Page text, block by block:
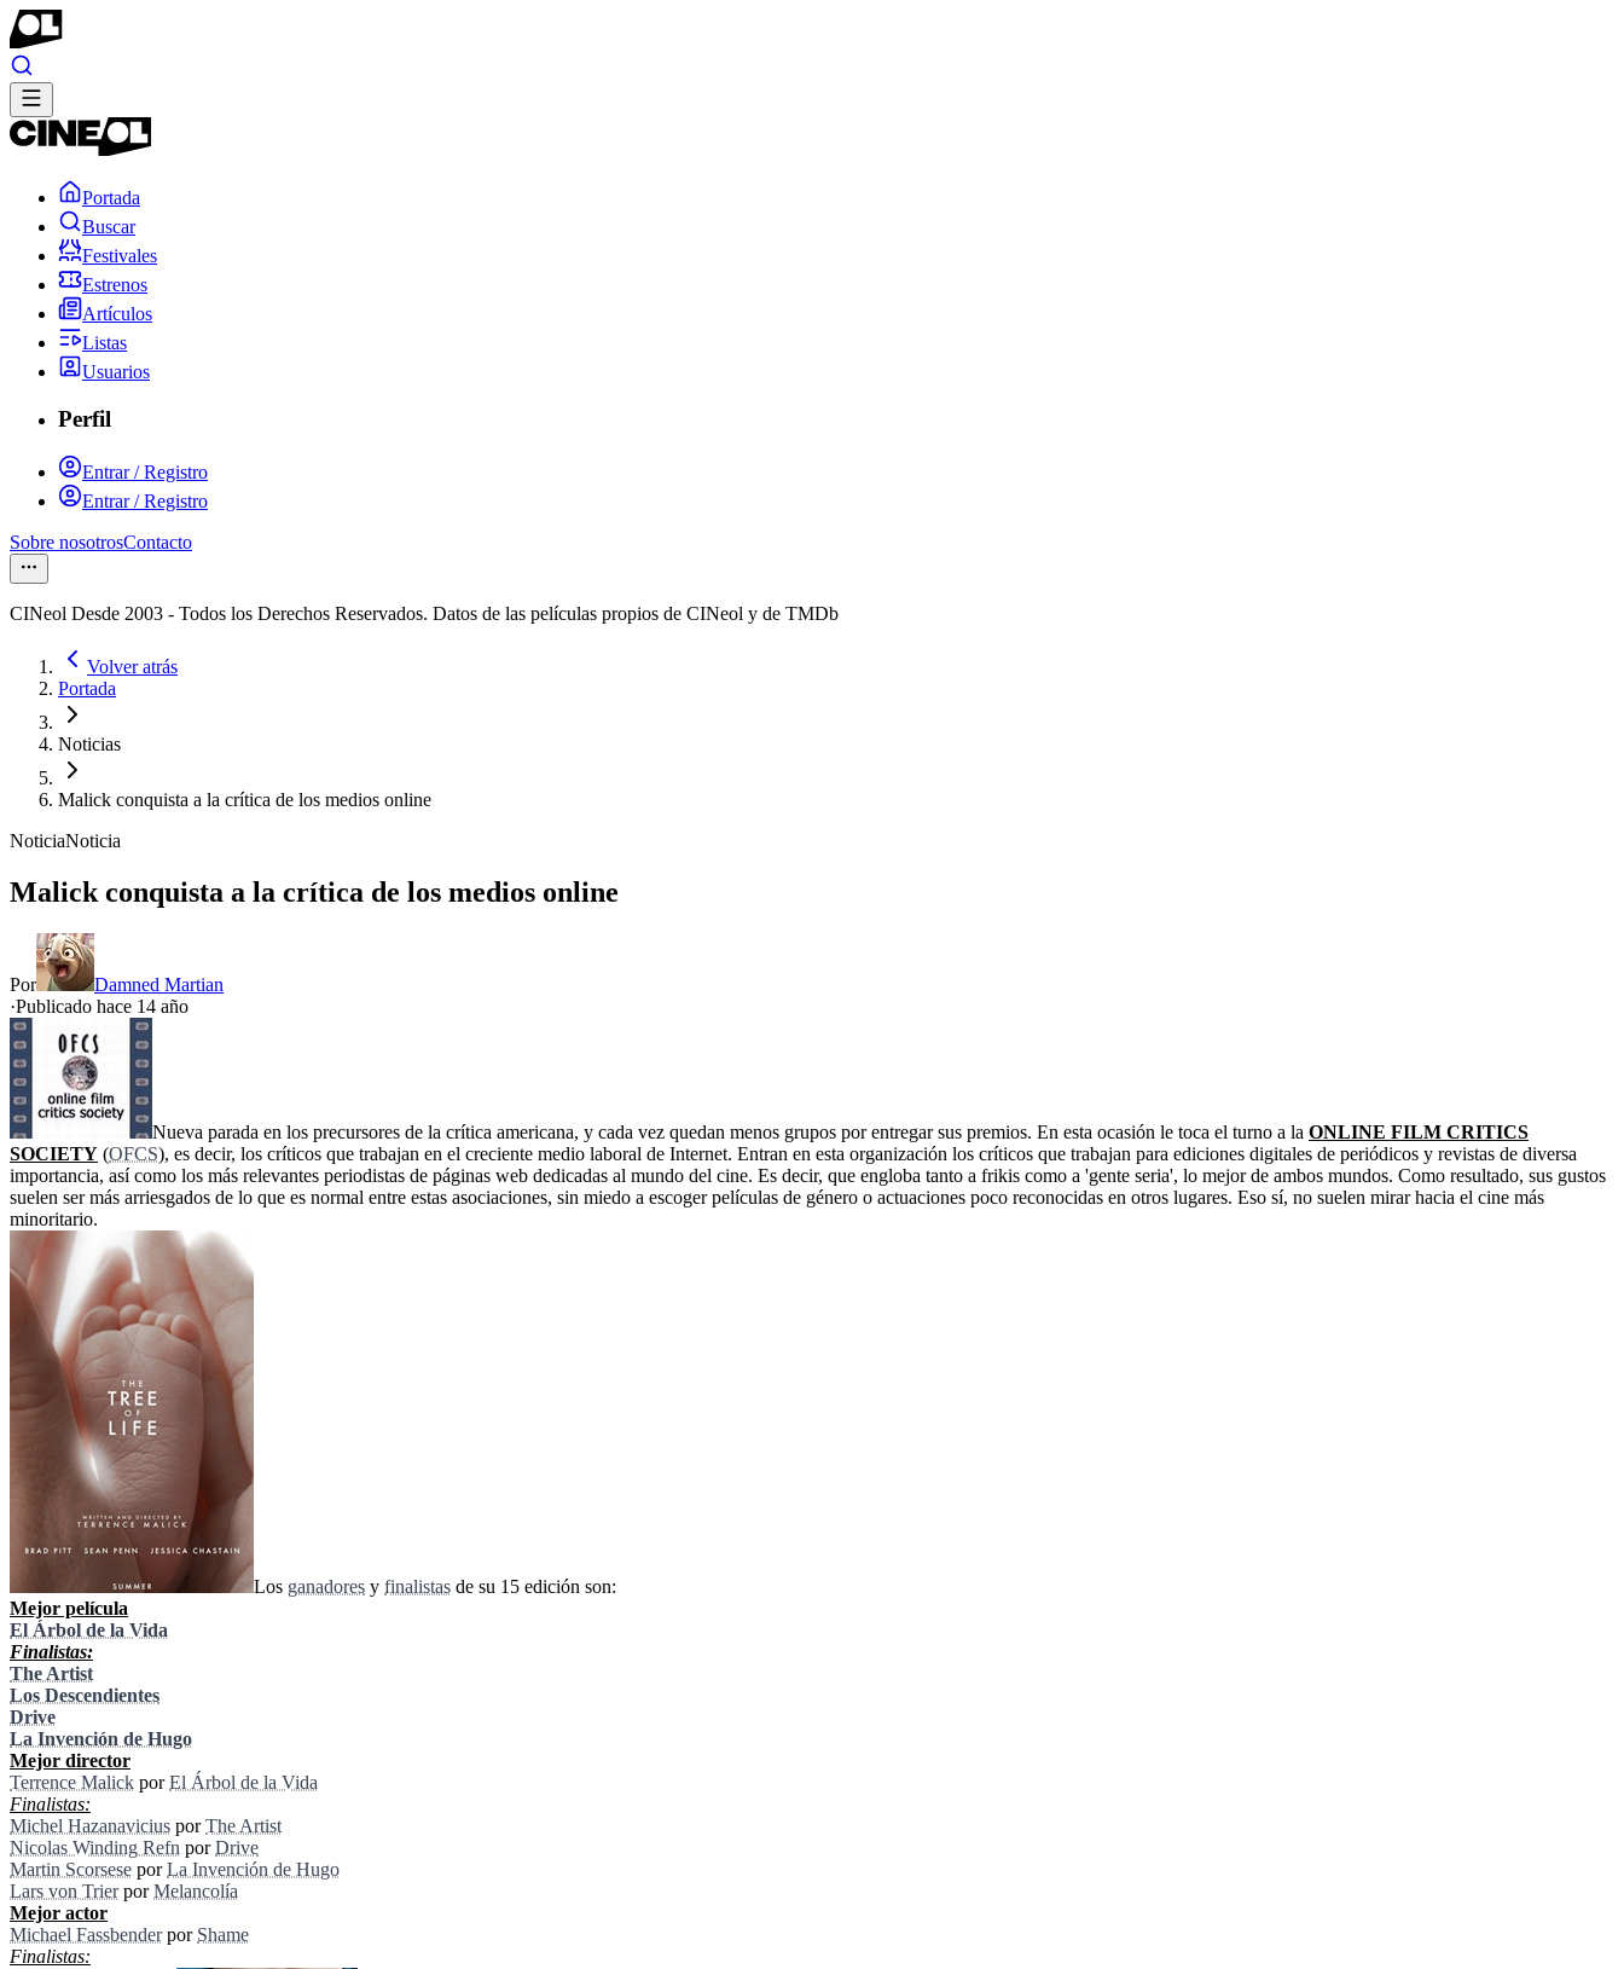
Portada
Buscar
Festivales
Estrenos
Artículos
Listas
Usuarios
Perfil
Entrar / Registro
Entrar / Registro
Sobre nosotrosContacto
CINeol Desde 2003 - Todos los Derechos Reservados. Datos de las películas propios de CINeol y de TMDb
Volver atrás
Portada
Noticias
Malick conquista a la crítica de los medios online
NoticiaNoticia
Malick conquista a la crítica de los medios online
Por
Damned Martian
·Publicado hace 14 año
Nueva parada en los precursores de la crítica americana, y cada vez quedan menos grupos por entregar sus premios. En esta ocasión le toca el turno a la ONLINE FILM CRITICS
SOCIETY (OFCS), es decir, los críticos que trabajan en el creciente medio laboral de Internet. Entran en esta organización los críticos que trabajan para ediciones digitales de periódicos y revistas de diversa
importancia, así como los más relevantes periodistas de páginas web dedicadas al mundo del cine. Es decir, que engloba tanto a frikis como a 'gente seria', lo mejor de ambos mundos. Como resultado, sus gustos
suelen ser más arriesgados de lo que es normal entre estas asociaciones, sin miedo a escoger películas de género o actuaciones poco reconocidas en otros lugares. Eso sí, no suelen mirar hacia el cine más
minoritario.
Los ganadores y finalistas de su 15 edición son:
Mejor pelí­cula
El Árbol de la Vida
Finalistas:
The Artist
Los Descendientes
Drive
La Invención de Hugo
Mejor director
Terrence Malick porEl Árbol de la Vida
Finalistas:
Michel Hazanavicius porThe Artist
Nicolas Winding Refn porDrive
Martin Scorsese porLa Invención de Hugo
Lars von TrierporMelancolía
Mejor actor
Michael Fassbenderpor Shame
Finalistas: